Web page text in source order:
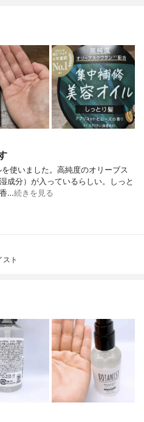
使いました。高純度のオリーブス
成分）が入っているらしい。しっと
…続きを見る
ト